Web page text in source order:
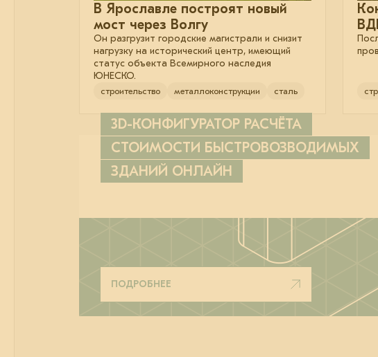
В Ярославле построят новый
мост через Волгу
Он разгрузит городские магистрали и снизит
нагрузку на исторический центр, имеющий
статус объекта Всемирного наследия
ЮНЕСКО.
строительство металлоконструкции сталь
3D-КОНФИГУРАТОР РАСЧЁТА
СТОИМОСТИ БЫСТРОВОЗВОДИМЫХ
ЗДАНИЙ ОНЛАЙН
ПОДРОБНЕЕ